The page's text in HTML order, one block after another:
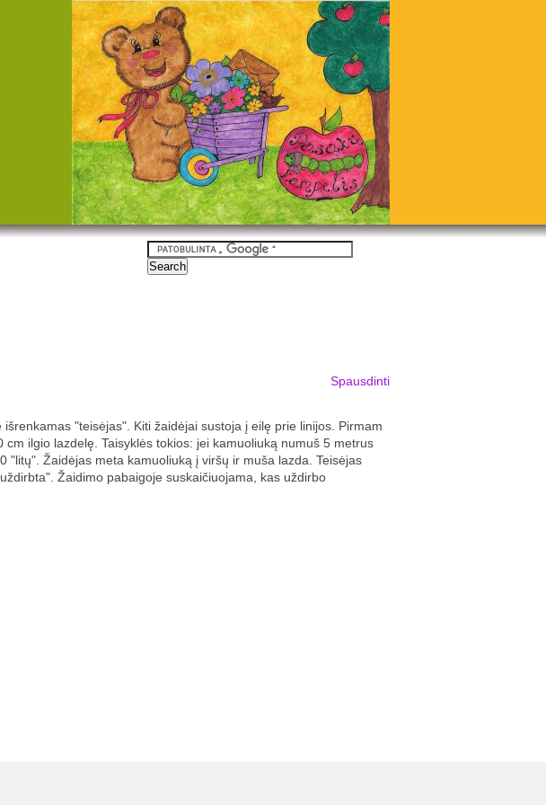
Spausdinti
"teisėjas". Kiti žaidėjai sustoja į eilę prie linijos. Pirmam
ilgio lazdelę. Taisyklės tokios: jei kamuoliuką numuš 5 metrus
"litų". Žaidėjas meta kamuoliuką į viršų ir muša lazda. Teisėjas
Žaidimo pabaigoje suskaičiuojama, kas uždirbo